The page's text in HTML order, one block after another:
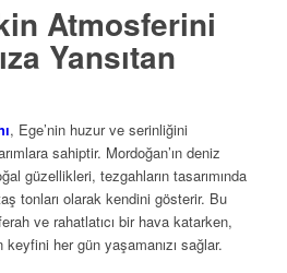
Atmosferini
Yansıtan
, Ege’nin huzur ve serinliğini
sahiptir. Mordoğan’ın deniz
güzellikleri, tezgahların tasarımında
tonları olarak kendini gösterir. Bu
ve rahatlatıcı bir hava katarken,
her gün yaşamanızı sağlar.